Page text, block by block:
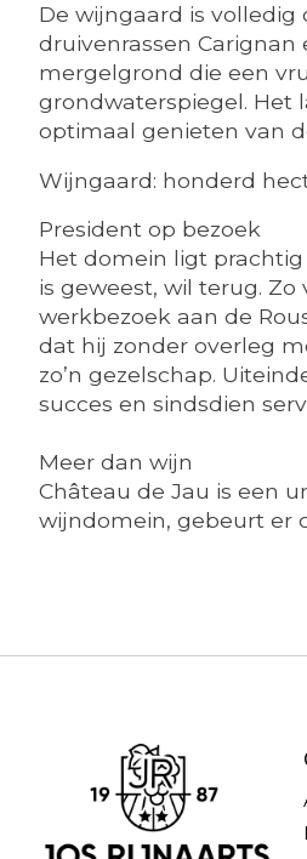
De wijngaard is
druivenrassen
mergelgrond die een
grondwaterspiegel. Het
optimaal genieten van
Wijngaard: honderd
President op bezoek
Het domein ligt
is geweest, wil terug.
werkbezoek aan de
dat hij zonder overleg
zo’n gezelschap.
succes en sindsdien
Meer dan wijn
Château de Jau is een
wijndomein, gebeurt er